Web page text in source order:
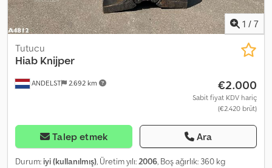
1 / 7
ANDELST 2.692 km
Tutucu
Hiab Knijper
€2.000
Sabit fiyat KDV hariç
(€2.420 brüt)
Talep etmek Ara
Durum: iyi (kullanılmış), Üretim yılı:2006, Boş ağırlık: 360 kg